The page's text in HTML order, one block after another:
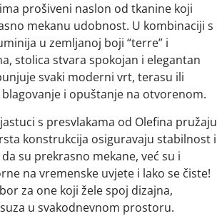
ima prošiveni naslon od tkanine koji
mekanu udobnost. U kombinaciji s
u zemljanoj boji “terre” i
stolica stvara spokojan i elegantan
svaki moderni vrt, terasu ili
i opuštanje na otvorenom.
s presvlakama od Olefina pružaju
konstrukcija osiguravaju stabilnost i
su prekrasno mekane, već su i
na vremenske uvjete i lako se čiste!
za one koji žele spoj dizajna,
u svakodnevnom prostoru.